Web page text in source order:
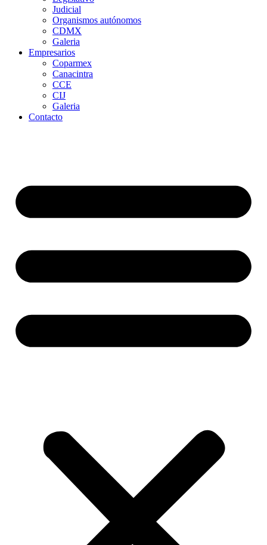
Judicial
Organismos autónomos
CDMX
Galeria
Empresarios
Coparmex
Canacintra
CCE
CIJ
Galeria
Contacto